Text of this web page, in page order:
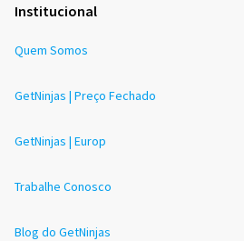
Institucional
Quem Somos
GetNinjas | Preço Fechado
GetNinjas | Europ
Trabalhe Conosco
Blog do GetNinjas